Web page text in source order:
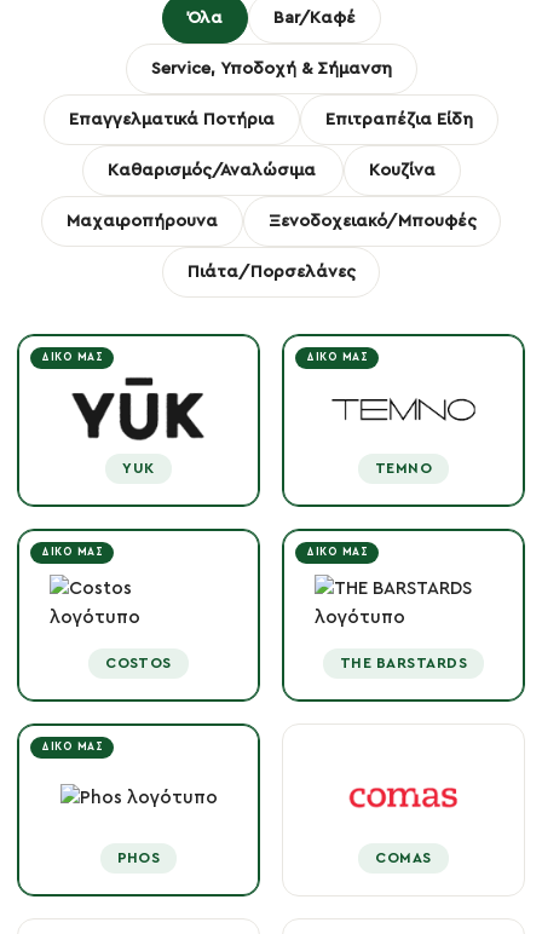
Όλα Bar/Καφέ
Service, Υποδοχή & Σήμανση
Επαγγελματικά Ποτήρια Επιτραπέζια Είδη
Καθαρισμός/Αναλώσιμα Κουζίνα
Μαχαιροπήρουνα Ξενοδοχειακό/Μπουφές
Πιάτα/Πορσελάνες
ΔΙΚΌ ΜΑΣ
YUK
ΔΙΚΌ ΜΑΣ
TEMNO
ΔΙΚΌ ΜΑΣ
COSTOS
ΔΙΚΌ ΜΑΣ
THE BARSTARDS
ΔΙΚΌ ΜΑΣ
PHOS COMAS